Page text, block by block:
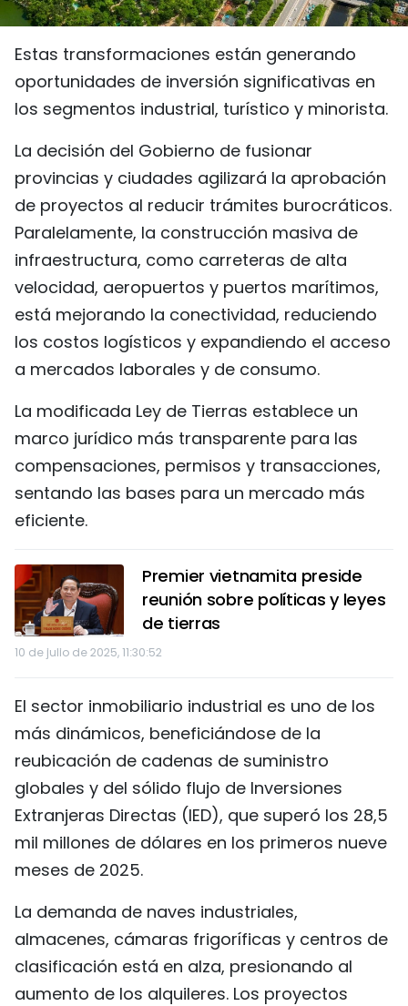
中文
FRANÇAIS
Estas transformaciones están generando
oportunidades de inversión significativas en
los segmentos industrial, turístico y minorista.
La decisión del Gobierno de fusionar
provincias y ciudades agilizará la aprobación
de proyectos al reducir trámites burocráticos.
Paralelamente, la construcción masiva de
infraestructura, como carreteras de alta
velocidad, aeropuertos y puertos marítimos,
está mejorando la conectividad, reduciendo
los costos logísticos y expandiendo el acceso
a mercados laborales y de consumo.
La modificada Ley de Tierras establece un
marco jurídico más transparente para las
compensaciones, permisos y transacciones,
sentando las bases para un mercado más
eficiente.
Premier vietnamita preside
reunión sobre políticas y leyes
de tierras
10 de julio de 2025, 11:30:52
El sector inmobiliario industrial es uno de los
más dinámicos, beneficiándose de la
reubicación de cadenas de suministro
globales y del sólido flujo de Inversiones
Extranjeras Directas (IED), que superó los 28,5
mil millones de dólares en los primeros nueve
meses de 2025.
La demanda de naves industriales,
almacenes, cámaras frigoríficas y centros de
clasificación está en alza, presionando al
aumento de los alquileres. Los proyectos